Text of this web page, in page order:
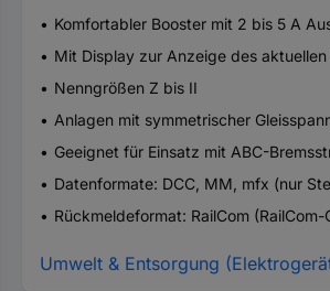
Komfortabler Booster mit 2 bis 5 A
Mit Display zur Anzeige des
Nenngrößen Z bis II
Anlagen mit symmetrischer
Geeignet für Einsatz mit ABC-
Datenformate: DCC, MM, mfx (nur
Rückmeldeformat: RailCom
Umwelt & Entsorgung